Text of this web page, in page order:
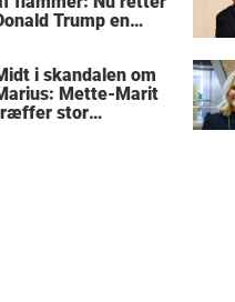
Trump en
i skandalen om
Mette-Marit
stor